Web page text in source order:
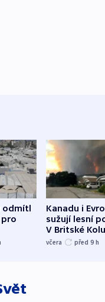
odmítl
pro
Kanadu i
sužují lesní
V Britské
evakuovali
včera před 9 h